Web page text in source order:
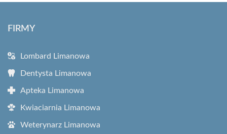
FIRMY
Lombard Limanowa
Dentysta Limanowa
Apteka Limanowa
Kwiaciarnia Limanowa
Weterynarz Limanowa